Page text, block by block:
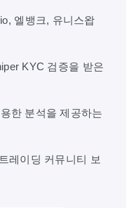
엘뱅크, 유니스왑
KYC 검증을 받은
한 분석을 제공하는
레이딩 커뮤니티 보